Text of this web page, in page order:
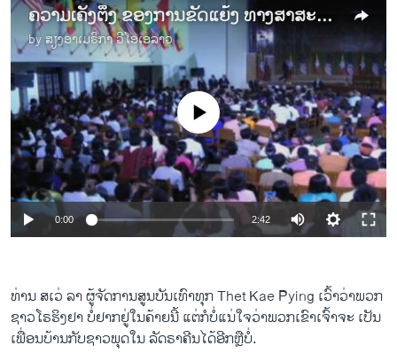
ຄວາມເຄັ່ງຕຶງ ຂອງການຂັດແຍ້ງ ທາງສາສະໜາ ທີ່ມຽນມາ
by ສຽງອາເມຣິກາ ວີໂອເອລາວ
No media source currently available
0:00 2:42
ທ່ານ ສເວ່ ລາ ຜູ້ຈັດການສູນບັນເທົາທຸກ Thet Kae Pying ເວົ້າວ່າພວກ
ຊາວໂຣຮິງຢາ ບໍ່ຢາກຢູ່ໃນຄ້າຍນີ້ ແຕ່ກໍບໍ່ແນ່ໃຈວ່າພວກເຂົາເຈົ້າຈະ ເປັນ
ເພື່ອນບ້ານກັບຊາວພຸດໃນ ລັດຣາຄີນໄດ້ອີກຫຼືບໍ່.